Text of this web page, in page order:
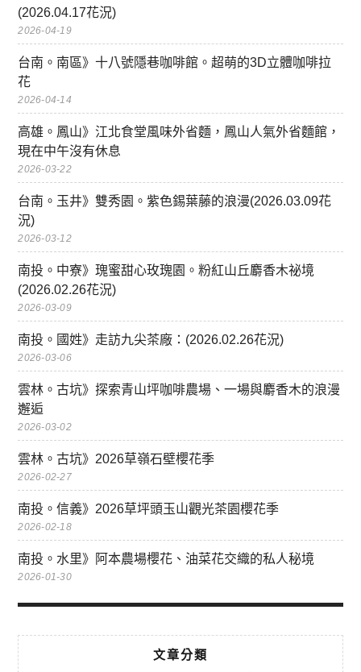
(2026.04.17花況)
2026-04-19
台南。南區》十八號隱巷咖啡館。超萌的3D立體咖啡拉
花
2026-04-14
高雄。鳳山》江北食堂風味外省麵，鳳山人氣外省麵館，
現在中午沒有休息
2026-03-22
台南。玉井》雙秀園。紫色錫葉藤的浪漫(2026.03.09花
況)
2026-03-12
南投。中寮》瑰蜜甜心玫瑰園。粉紅山丘麝香木祕境
(2026.02.26花況)
2026-03-09
南投。國姓》走訪九尖茶廠：(2026.02.26花況)
2026-03-06
雲林。古坑》探索青山坪咖啡農場、一場與麝香木的浪漫
邂逅
2026-03-02
雲林。古坑》2026草嶺石壁櫻花季
2026-02-27
南投。信義》2026草坪頭玉山觀光茶園櫻花季
2026-02-18
南投。水里》阿本農場櫻花、油菜花交織的私人秘境
2026-01-30
文章分類